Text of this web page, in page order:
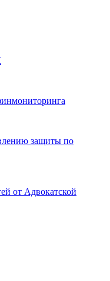
защиты по
от Адвокатской